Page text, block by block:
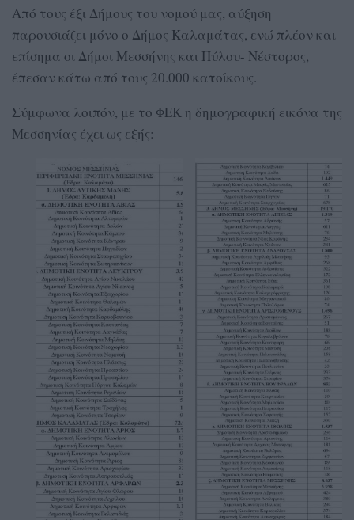
Από τους έξι Δήμους του νομού μας, αύξηση
παρουσιάζει μόνο ο Δήμος Καλαμάτας, ενώ πλέον και
επίσημα οι Δήμοι Μεσσήνης και Πύλου- Νέστορος,
έπεσαν κάτω από τους 20.000 κατοίκους.
Σύμφωνα λοιπόν, με το ΦΕΚ η δημογραφική εικόνα της
Μεσσηνίας έχει ως εξής: